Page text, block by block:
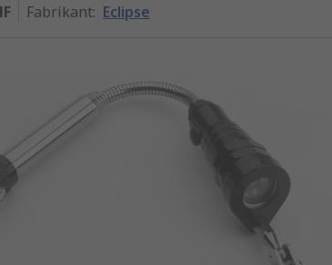
Fabrikant: Eclipse